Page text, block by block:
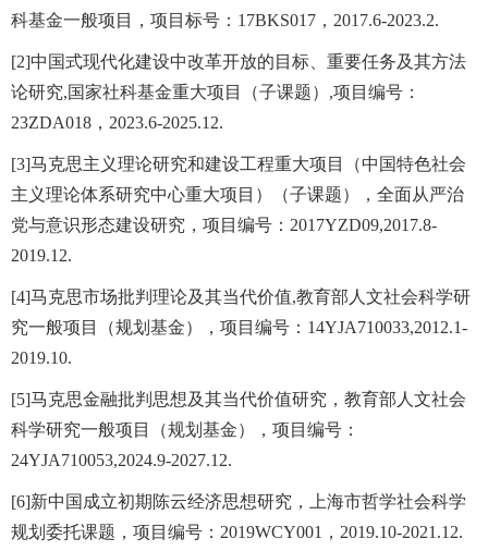
科基金一般项目，项目标号：17BKS017，2017.6-2023.2.
[2]中国式现代化建设中改革开放的目标、重要任务及其方法
论研究,国家社科基金重大项目（子课题）,项目编号：
23ZDA018，2023.6-2025.12.
[3]马克思主义理论研究和建设工程重大项目（中国特色社会
主义理论体系研究中心重大项目）（子课题），全面从严治
党与意识形态建设研究，项目编号：2017YZD09,2017.8-
2019.12.
[4]马克思市场批判理论及其当代价值,教育部人文社会科学研
究一般项目（规划基金），项目编号：14YJA710033,2012.1-
2019.10.
[5]马克思金融批判思想及其当代价值研究，教育部人文社会
科学研究一般项目（规划基金），项目编号：
24YJA710053,2024.9-2027.12.
[6]新中国成立初期陈云经济思想研究，上海市哲学社会科学
规划委托课题，项目编号：2019WCY001，2019.10-2021.12.